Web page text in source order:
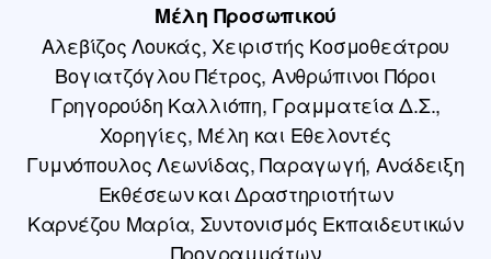
Μέλη Προσωπικού
Αλεβίζος Λουκάς, Χειριστής Κοσμοθεάτρου
Βογιατζόγλου Πέτρος, Ανθρώπινοι Πόροι
Γρηγορούδη Καλλιόπη, Γραμματεία Δ.Σ.,
Χορηγίες, Μέλη και Εθελοντές
Γυμνόπουλος Λεωνίδας, Παραγωγή, Ανάδειξη
Εκθέσεων και Δραστηριοτήτων
Καρνέζου Μαρία, Συντονισμός Εκπαιδευτικών
Προγραμμάτων